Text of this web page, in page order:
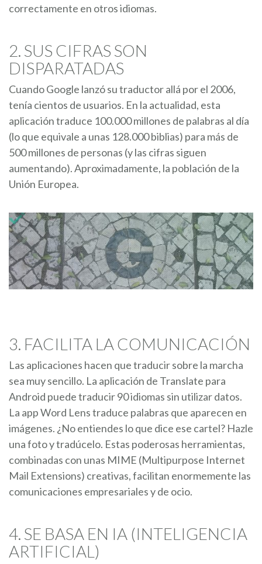
correctamente en otros idiomas.
2. SUS CIFRAS SON
DISPARATADAS
Cuando Google lanzó su traductor allá por el 2006,
tenía cientos de usuarios. En la actualidad, esta
aplicación traduce 100.000 millones de palabras al día
(lo que equivale a unas 128.000 biblias) para más de
500 millones de personas (y las cifras siguen
aumentando). Aproximadamente, la población de la
Unión Europea.
3. FACILITA LA COMUNICACIÓN
Las aplicaciones hacen que traducir sobre la marcha
sea muy sencillo. La aplicación de Translate para
Android puede traducir 90 idiomas sin utilizar datos.
La app Word Lens traduce palabras que aparecen en
imágenes. ¿No entiendes lo que dice ese cartel? Hazle
una foto y tradúcelo. Estas poderosas herramientas,
combinadas con unas MIME (Multipurpose Internet
Mail Extensions) creativas, facilitan enormemente las
comunicaciones empresariales y de ocio.
4. SE BASA EN IA (INTELIGENCIA
ARTIFICIAL)